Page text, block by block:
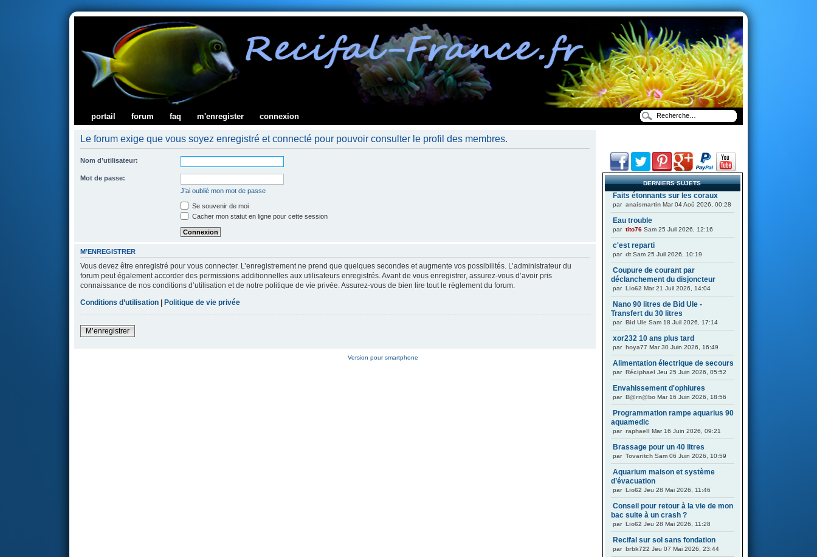
portail forum faq m'enregister connexion
Le forum exige que vous soyez enregistré et connecté pour pouvoir consulter le profil des membres.
Nom d’utilisateur:
Mot de passe:
J’ai oublié mon mot de passe
Se souvenir de moi
Cacher mon statut en ligne pour cette session
M’ENREGISTRER
Vous devez être enregistré pour vous connecter. L’enregistrement ne prend que quelques secondes et augmente vos possibilités. L’administrateur du
forum peut également accorder des permissions additionnelles aux utilisateurs enregistrés. Avant de vous enregistrer, assurez-vous d’avoir pris
connaissance de nos conditions d’utilisation et de notre politique de vie privée. Assurez-vous de bien lire tout le règlement du forum.
Conditions d’utilisation | Politique de vie privée
M’enregistrer
Version pour smartphone
DERNIERS SUJETS
Faits étonnants sur les coraux
par anaismartin Mar 04 Aoû 2026, 00:28
Eau trouble
par tito76 Sam 25 Juil 2026, 12:16
c'est reparti
par dt Sam 25 Juil 2026, 10:19
Coupure de courant par
déclanchement du disjoncteur
par Lio62 Mar 21 Juil 2026, 14:04
Nano 90 litres de Bid Ule -
Transfert du 30 litres
par Bid Ule Sam 18 Juil 2026, 17:14
xor232 10 ans plus tard
par hoya77 Mar 30 Juin 2026, 16:49
Alimentation électrique de secours
par Réciphael Jeu 25 Juin 2026, 05:52
Envahissement d'ophiures
par B@rn@bo Mar 16 Juin 2026, 18:56
Programmation rampe aquarius 90
aquamedic
par raphaell Mar 16 Juin 2026, 09:21
Brassage pour un 40 litres
par Tovaritch Sam 06 Juin 2026, 10:59
Aquarium maison et système
d’évacuation
par Lio62 Jeu 28 Mai 2026, 11:46
Conseil pour retour à la vie de mon
bac suite à un crash ?
par Lio62 Jeu 28 Mai 2026, 11:28
Recifal sur sol sans fondation
par brbk722 Jeu 07 Mai 2026, 23:44